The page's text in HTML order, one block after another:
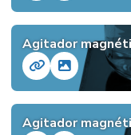
Agitador
Agitador